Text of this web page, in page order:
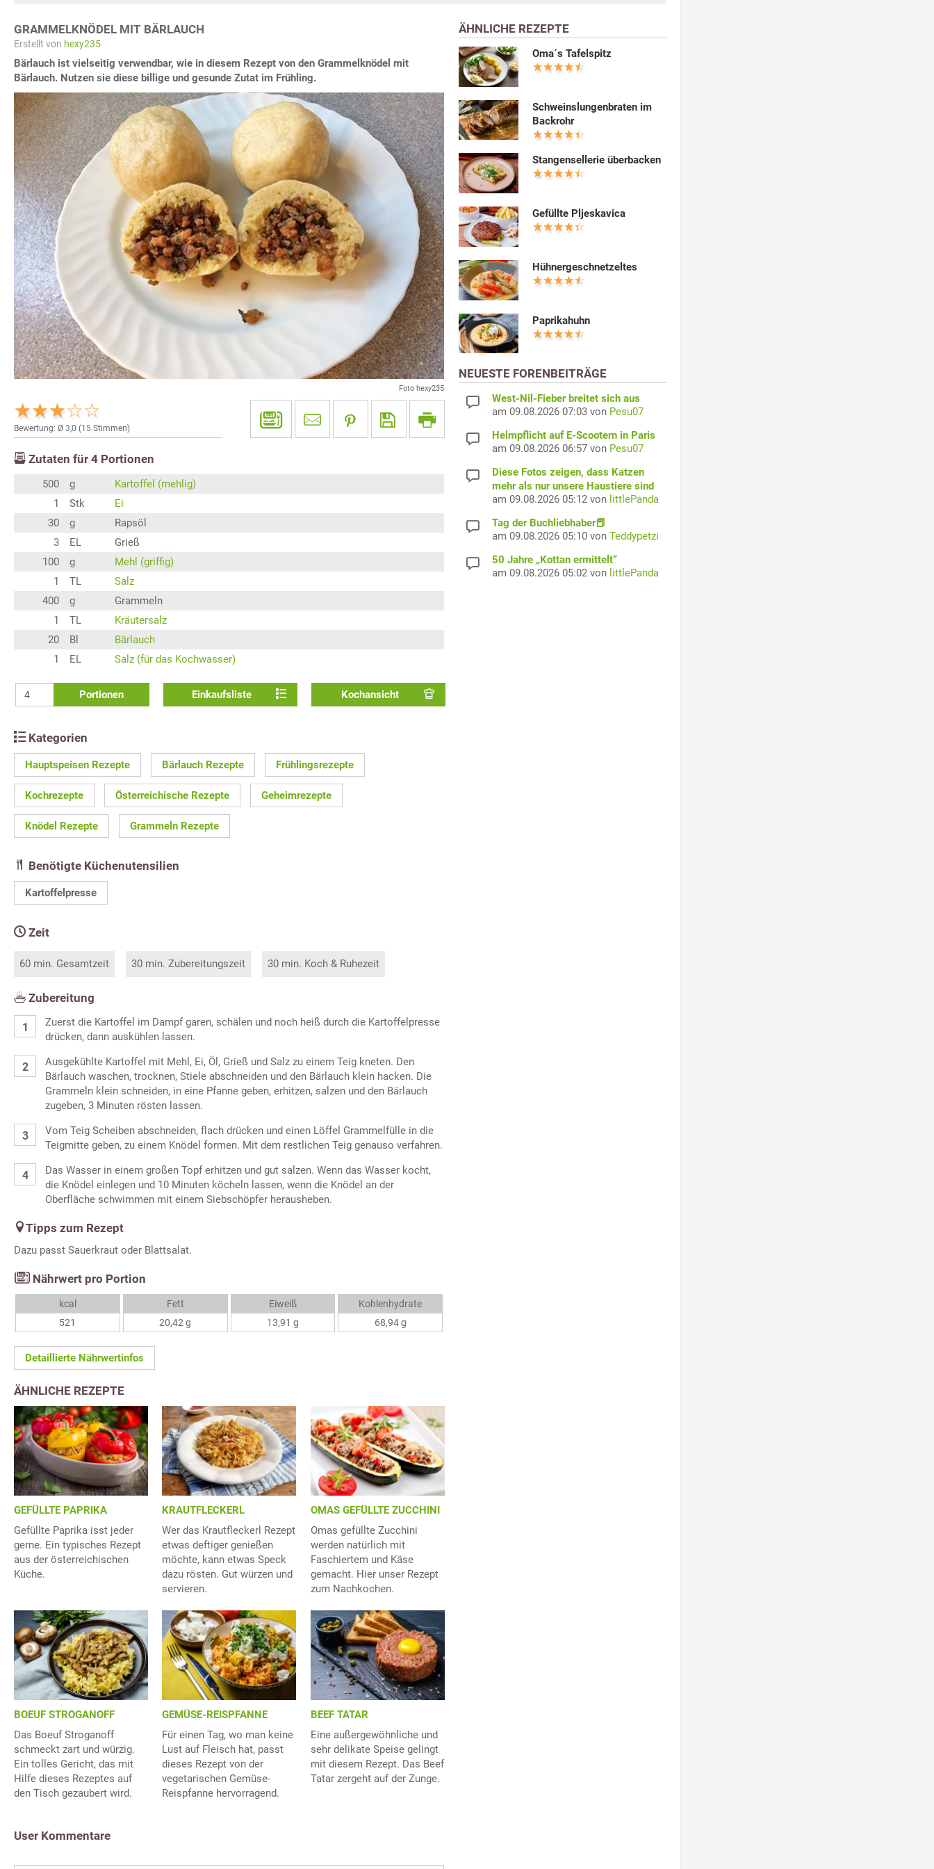
GRAMMELKNÖDEL MIT BÄRLAUCH
Erstellt von hexy235
Bärlauch ist vielseitig verwendbar, wie in diesem Rezept von den Grammelknödel mit
Bärlauch. Nutzen sie diese billige und gesunde Zutat im Frühling.
Foto hexy235
Bewertung: Ø 3,0 (15 Stimmen)
Zutaten für 4 Portionen
500 g
Kartoffel (mehlig)
1
Stk
Ei
30
g
Rapsöl
3
EL
Grieß
100
g
Mehl (griffig)
1
TL
Salz
400
g
Grammeln
1
TL
Kräutersalz
20
Bl
Bärlauch
1
EL Salz (für das Kochwasser)
Portionen Einkaufsliste Kochansicht
Kategorien
Hauptspeisen Rezepte Bärlauch Rezepte Frühlingsrezepte
Kochrezepte Österreichische Rezepte Geheimrezepte
Knödel Rezepte Grammeln Rezepte
Benötigte Küchenutensilien
Kartoffelpresse
Zeit
60 min. Gesamtzeit 30 min. Zubereitungszeit 30 min. Koch & Ruhezeit
Zubereitung
Zuerst die Kartoffel im Dampf garen, schälen und noch heiß durch die Kartoffelpresse
drücken, dann auskühlen lassen.
Ausgekühlte Kartoffel mit Mehl, Ei, Öl, Grieß und Salz zu einem Teig kneten. Den
Bärlauch waschen, trocknen, Stiele abschneiden und den Bärlauch klein hacken. Die
Grammeln klein schneiden, in eine Pfanne geben, erhitzen, salzen und den Bärlauch
zugeben, 3 Minuten rösten lassen.
Vom Teig Scheiben abschneiden, flach drücken und einen Löffel Grammelfülle in die
Teigmitte geben, zu einem Knödel formen. Mit dem restlichen Teig genauso verfahren.
Das Wasser in einem großen Topf erhitzen und gut salzen. Wenn das Wasser kocht,
die Knödel einlegen und 10 Minuten köcheln lassen, wenn die Knödel an der
Oberfläche schwimmen mit einem Siebschöpfer herausheben.
Tipps zum Rezept
Dazu passt Sauerkraut oder Blattsalat.
Nährwert pro Portion
kcal
521
Fett
20,42 g
Eiweiß
13,91 g
Kohlenhydrate
68,94 g
Detaillierte Nährwertinfos
ÄHNLICHE REZEPTE
GEFÜLLTE PAPRIKA
Gefüllte Paprika isst jeder
gerne. Ein typisches Rezept
aus der österreichischen
Küche.
KRAUTFLECKERL
Wer das Krautfleckerl Rezept
etwas deftiger genießen
möchte, kann etwas Speck
dazu rösten. Gut würzen und
servieren.
OMAS GEFÜLLTE ZUCCHINI
Omas gefüllte Zucchini
werden natürlich mit
Faschiertem und Käse
gemacht. Hier unser Rezept
zum Nachkochen.
BOEUF STROGANOFF
Das Boeuf Stroganoff
schmeckt zart und würzig.
Ein tolles Gericht, das mit
Hilfe dieses Rezeptes auf
den Tisch gezaubert wird.
GEMÜSE-REISPFANNE
Für einen Tag, wo man keine
Lust auf Fleisch hat, passt
dieses Rezept von der
vegetarischen Gemüse-
Reispfanne hervorragend.
BEEF TATAR
Eine außergewöhnliche und
sehr delikate Speise gelingt
mit diesem Rezept. Das Beef
Tatar zergeht auf der Zunge.
User Kommentare
ÄHNLICHE REZEPTE
Oma´s Tafelspitz
Schweinslungenbraten im
Backrohr
Stangensellerie überbacken
Gefüllte Pljeskavica
Hühnergeschnetzeltes
Paprikahuhn
NEUESTE FORENBEITRÄGE
West-Nil-Fieber breitet sich aus
am 09.08.2026 07:03 von Pesu07
Helmpflicht auf E-Scootern in Paris
am 09.08.2026 06:57 von Pesu07
Diese Fotos zeigen, dass Katzen
mehr als nur unsere Haustiere sind
am 09.08.2026 05:12 von littlePanda
Tag der Buchliebhaber📕
am 09.08.2026 05:10 von Teddypetzi
50 Jahre „Kottan ermittelt“
am 09.08.2026 05:02 von littlePanda